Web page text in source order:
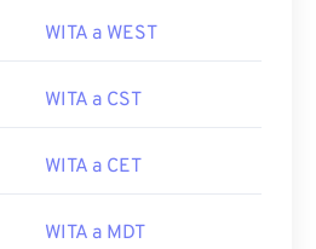
WITA a WEST
WITA a CST
WITA a CET
WITA a MDT